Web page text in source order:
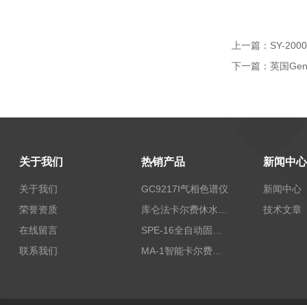
上一篇： SY-
下一篇： 英国
关于我们
关于我们
荣誉资质
在线留言
联系我们
热销产品
GC9217I气相色谱仪
MA-1智能卡尔费休水分测定仪
新闻中心
新闻中心
技术文章